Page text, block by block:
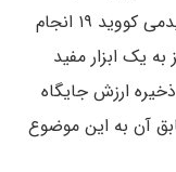
برای جلوگیری از سقوط اقتصادی پس از اپیدمی کووید ۱۹ انجام
یک ابزار مفید
ارزش جایگاه
آن به این موضوع